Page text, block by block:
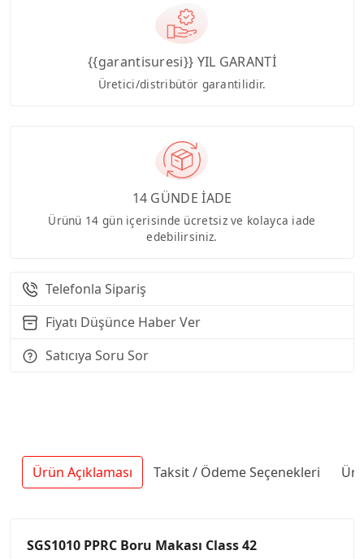
{{garantisuresi}} YIL GARANTİ
Üretici/distribütör garantilidir.
14 GÜNDE İADE
Ürünü 14 gün içerisinde ücretsiz ve kolayca iade
edebilirsiniz.
Telefonla Sipariş
Fiyatı Düşünce Haber Ver
Satıcıya Soru Sor
Ürün Açıklaması Taksit / Ödeme Seçenekleri
SGS1010 PPRC Boru Makası Class 42